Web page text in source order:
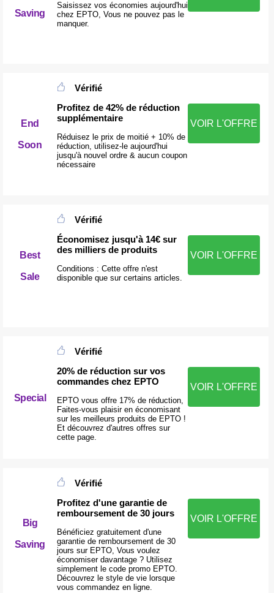
Saving
Saisissez vos économies aujourd'hui
chez EPTO, Vous ne pouvez pas le
manquer.
End
Soon
Vérifié
Profitez de 42% de réduction
supplémentaire
Réduisez le prix de moitié + 10% de
réduction, utilisez-le aujourd'hui
jusqu'à nouvel ordre & aucun coupon
nécessaire
VOIR L'OFFRE
Best
Sale
Vérifié
Économisez jusqu'à 14€ sur
des milliers de produits
Conditions : Cette offre n'est
disponible que sur certains articles.
VOIR L'OFFRE
Special
Vérifié
20% de réduction sur vos
commandes chez EPTO
EPTO vous offre 17% de réduction,
Faites-vous plaisir en économisant
sur les meilleurs produits de EPTO !
Et découvrez d'autres offres sur
cette page.
VOIR L'OFFRE
Big
Saving
Vérifié
Profitez d'une garantie de
remboursement de 30 jours
Bénéficiez gratuitement d'une
garantie de remboursement de 30
jours sur EPTO, Vous voulez
économiser davantage ? Utilisez
simplement le code promo EPTO.
Découvrez le style de vie lorsque
vous commandez en ligne.
VOIR L'OFFRE